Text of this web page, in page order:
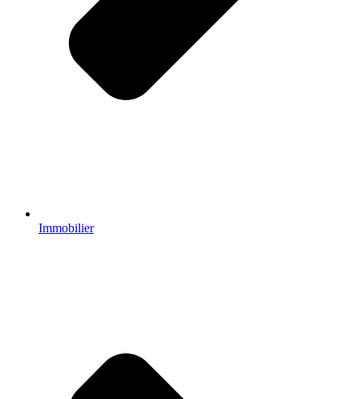
Immobilier